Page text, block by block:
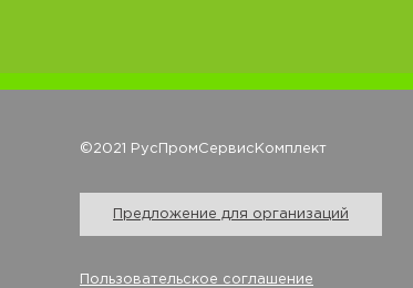
©2021 РусПромСервисКомплект
Предложение для организаций
Пользовательское соглашение